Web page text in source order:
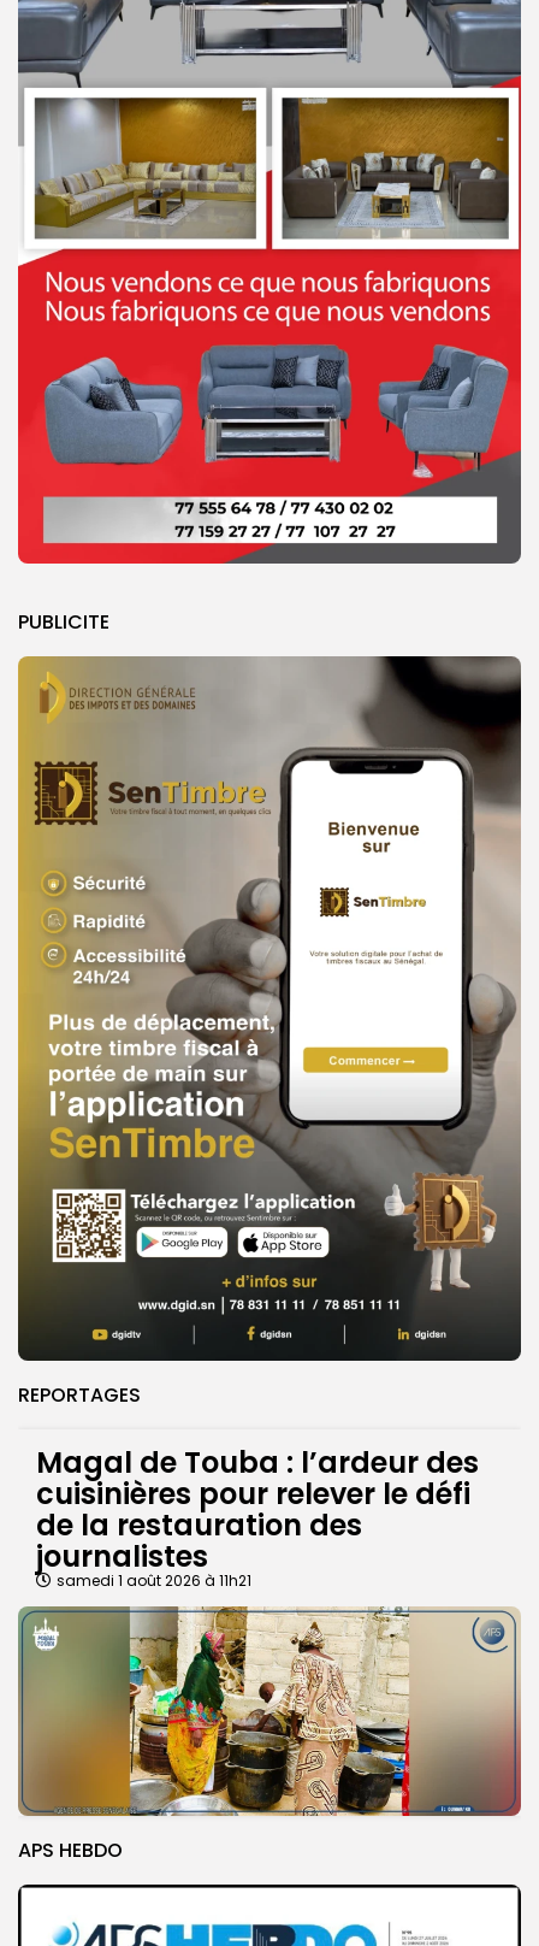
PUBLICITE
REPORTAGES
Magal de Touba : l’ardeur des
cuisinières pour relever le défi
de la restauration des
journalistes
samedi 1 août 2026 à 11h21
APS HEBDO